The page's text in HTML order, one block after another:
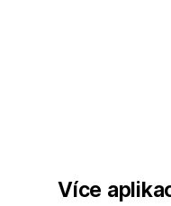
Více